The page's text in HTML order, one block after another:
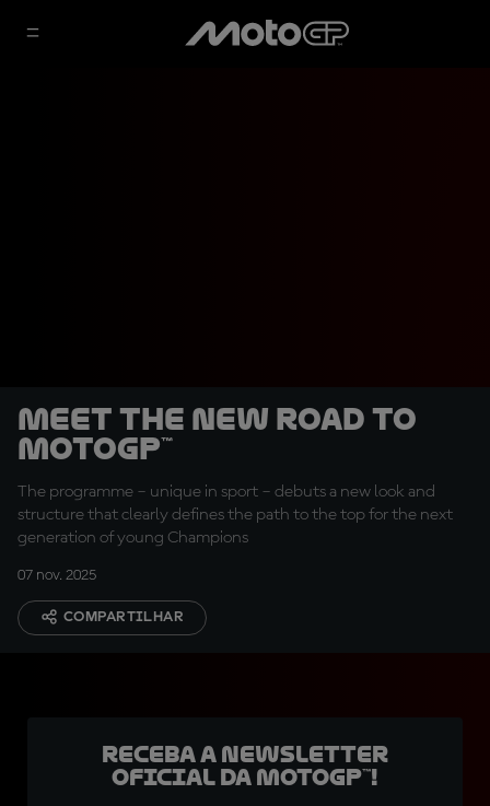
Meet the new Road to
MotoGP™
The programme – unique in sport – debuts a new look and
structure that clearly defines the path to the top for the next
generation of young Champions
07 nov. 2025
COMPARTILHAR
Receba a newsletter
oficial da MotoGP™!